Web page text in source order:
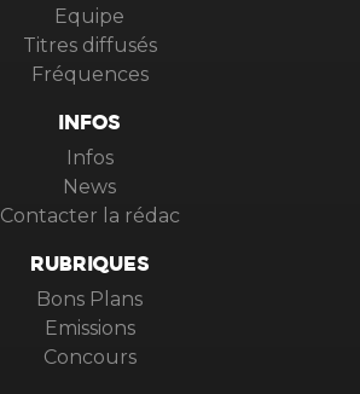
Equipe
Titres diffusés
Fréquences
INFOS
Infos
News
Contacter la rédac
RUBRIQUES
Bons Plans
Emissions
Concours